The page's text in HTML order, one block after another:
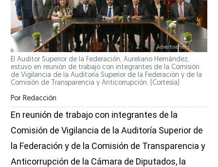
El Auditor Superior de la Federación, Aureliano Hernández,
estuvo en reunión de trabajo con integrantes de la Comisión
de Vigilancia de la Auditoría Superior de la Federación y de la
Comisión de Transparencia y Anticorrupción.
(Cortesía)
Por Redacción
En reunión de trabajo con integrantes de la
Comisión de Vigilancia de la Auditoría Superior de
la Federación y de la Comisión de Transparencia y
Anticorrupción de la Cámara de Diputados, la